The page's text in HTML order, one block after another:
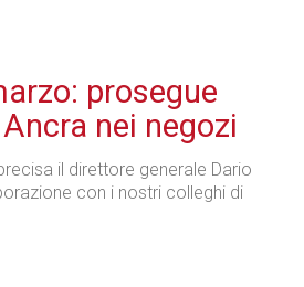
prosegue
nei negozi
il direttore generale Dario
con i nostri colleghi di